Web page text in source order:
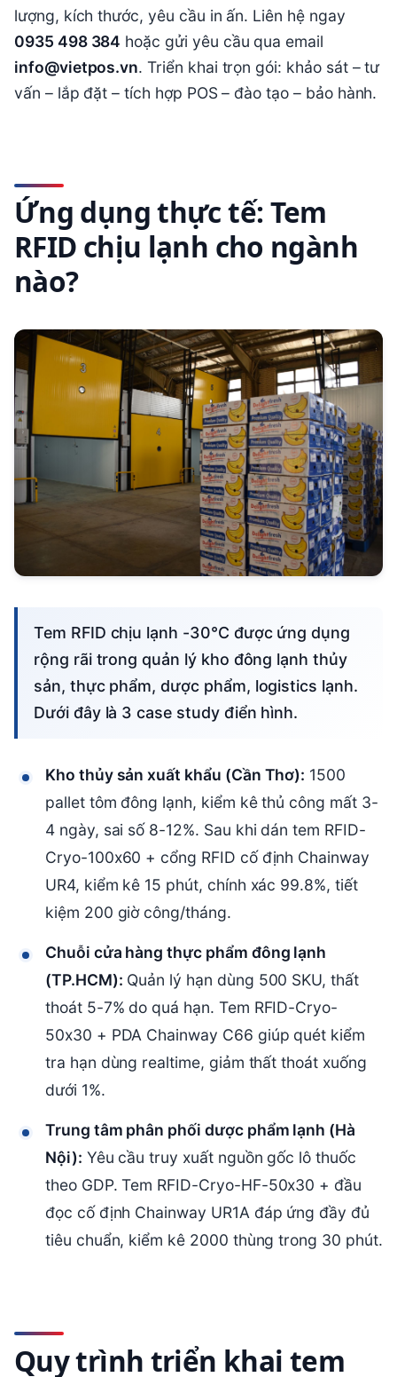
lượng, kích thước, yêu cầu in ấn. Liên hệ ngay
0935 498 384 hoặc gửi yêu cầu qua email
info@vietpos.vn. Triển khai trọn gói: khảo sát – tư
vấn – lắp đặt – tích hợp POS – đào tạo – bảo hành.
Ứng dụng thực tế: Tem
RFID chịu lạnh cho ngành
nào?
Tem RFID chịu lạnh -30°C được ứng dụng
rộng rãi trong quản lý kho đông lạnh thủy
sản, thực phẩm, dược phẩm, logistics lạnh.
Dưới đây là 3 case study điển hình.
Kho thủy sản xuất khẩu (Cần Thơ): 1500
pallet tôm đông lạnh, kiểm kê thủ công mất 3-
4 ngày, sai số 8-12%. Sau khi dán tem RFID-
Cryo-100x60 + cổng RFID cố định Chainway
UR4, kiểm kê 15 phút, chính xác 99.8%, tiết
kiệm 200 giờ công/tháng.
Chuỗi cửa hàng thực phẩm đông lạnh
(TP.HCM): Quản lý hạn dùng 500 SKU, thất
thoát 5-7% do quá hạn. Tem RFID-Cryo-
50x30 + PDA Chainway C66 giúp quét kiểm
tra hạn dùng realtime, giảm thất thoát xuống
dưới 1%.
Trung tâm phân phối dược phẩm lạnh (Hà
Nội): Yêu cầu truy xuất nguồn gốc lô thuốc
theo GDP. Tem RFID-Cryo-HF-50x30 + đầu
đọc cố định Chainway UR1A đáp ứng đầy đủ
tiêu chuẩn, kiểm kê 2000 thùng trong 30 phút.
Quy trình triển khai tem